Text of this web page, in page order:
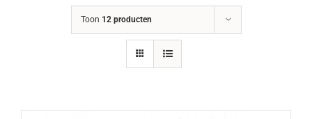
Toon 12 producten